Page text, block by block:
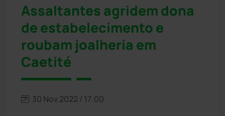
Assaltantes agridem dona
de estabelecimento e
roubam joalheria em
Caetité
30 Nov 2022 / 17:00